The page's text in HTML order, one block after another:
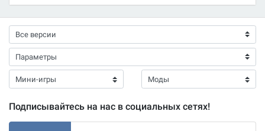
Подписывайтесь на нас в социальных сетях!